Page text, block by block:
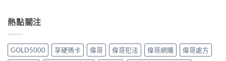
熱點關注
GOLD5000 享硬瑪卡 偉哥 偉哥犯法 偉哥網購
偉哥處方